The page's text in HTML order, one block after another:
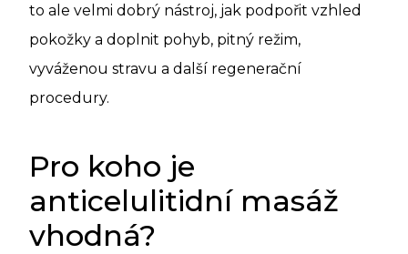
to ale velmi dobrý nástroj, jak podpořit vzhled
pokožky a doplnit pohyb, pitný režim,
vyváženou stravu a další regenerační
procedury.
Pro koho je
anticelulitidní masáž
vhodná?